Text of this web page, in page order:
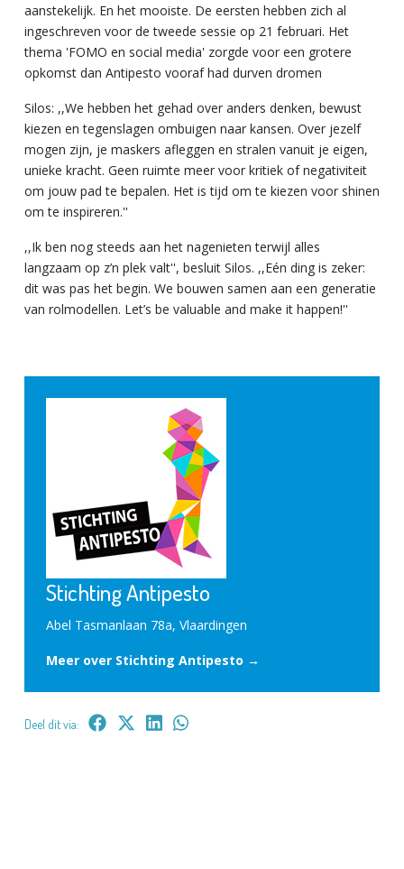
aanstekelijk. En het mooiste. De eersten hebben zich al
ingeschreven voor de tweede sessie op 21 februari. Het
thema 'FOMO en social media' zorgde voor een grotere
opkomst dan Antipesto vooraf had durven dromen
Silos: ,,We hebben het gehad over anders denken, bewust
kiezen en tegenslagen ombuigen naar kansen. Over jezelf
mogen zijn, je maskers afleggen en stralen vanuit je eigen,
unieke kracht. Geen ruimte meer voor kritiek of negativiteit
om jouw pad te bepalen. Het is tijd om te kiezen voor shinen
om te inspireren.''
,,Ik ben nog steeds aan het nagenieten terwijl alles
langzaam op z’n plek valt'', besluit Silos. ,,Eén ding is zeker:
dit was pas het begin. We bouwen samen aan een generatie
van rolmodellen. Let’s be valuable and make it happen!''
Stichting Antipesto
Abel Tasmanlaan 78a, Vlaardingen
Meer over Stichting Antipesto →
Deel dit via: